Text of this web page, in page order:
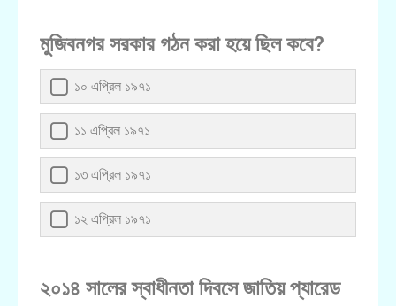
মুজিবনগর সরকার গঠন করা হয়ে ছিল কবে?
১০ এপ্রিল ১৯৭১
১১ এপ্রিল ১৯৭১
১৩ এপ্রিল ১৯৭১
১২ এপ্রিল ১৯৭১
২০১৪ সালের স্বাধীনতা দিবসে জাতিয় প্যারেড